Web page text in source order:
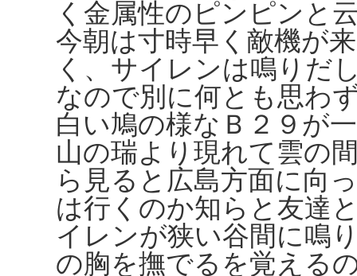
く金属性のピンピンと
今朝は寸時早く敵機が
く、サイレンは鳴りだ
なので別に何とも思わ
白い鳩の様なＢ２９が
山の瑞より現れて雲の
ら見ると広島方面に向
は行くのか知らと友達
イレンが狭い谷間に鳴
の胸を撫でるを覚える